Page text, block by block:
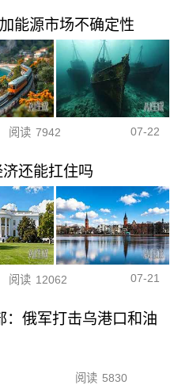
能源市场不确定性
阅读 7942 07-22
还能扛住吗
阅读 12062 07-21
：俄军打击乌港口和油
阅读 5830